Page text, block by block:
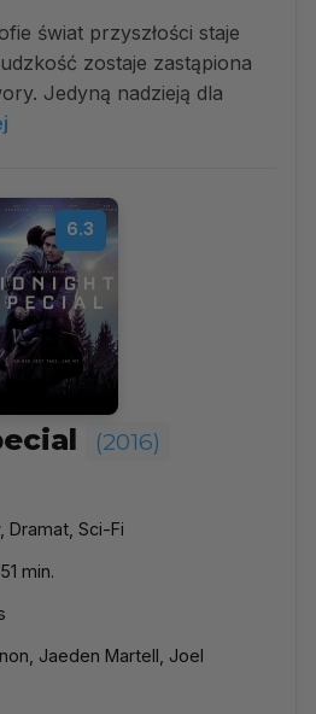
świat przyszłości staje
zostaje zastąpiona
Jedyną nadzieją dla
6.3
(2016)
Dramat, Sci-Fi
min.
Jaeden Martell, Joel